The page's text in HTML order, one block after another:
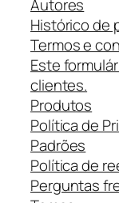
Autores
Histórico de
Termos e
Este
clientes.
Produtos
Política de
Padrões
Política de
Perguntas